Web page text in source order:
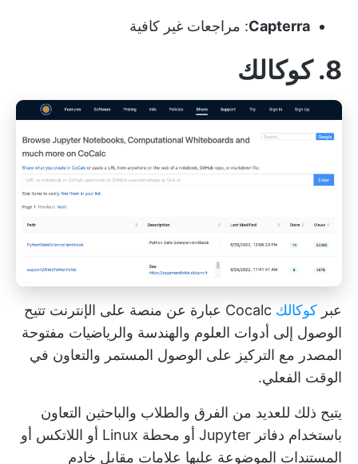
Capterra: مراجعات غير كافية
8. كوكالك
عبر كوكالك
Cocalc عبارة عن منصة على الإنترنت تتيح
الوصول إلى أدوات العلوم والهندسة والرياضيات مفتوحة
المصدر مع التركيز على الوصول المستمر والتعاون في
الوقت الفعلي.
يتيح ذلك للعديد من الفرق والطلاب والباحثين التعاون
باستخدام دفاتر Jupyter أو محطة Linux أو اللاتكس أو
المستندات الموضوعة عليها علامات مقابل خادم